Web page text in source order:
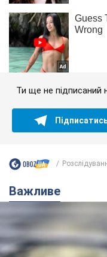
Ти ще не
Важливе